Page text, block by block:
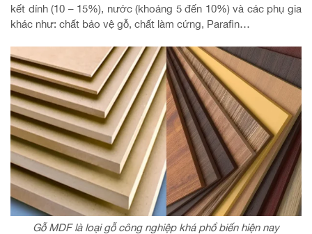
kết dính (10 – 15%), nước (khoảng 5 đến 10%) và các phụ gia
khác như: chất bảo vệ gỗ, chất làm cứng, Parafin…
Gỗ MDF là loại gỗ công nghiệp khá phổ biến hiện nay